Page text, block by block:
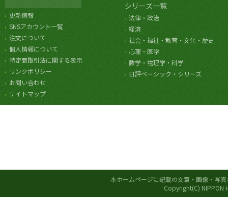
更新情報
SNSアカウント一覧
注文について
個人情報について
特定商取引法に関する表示
リンクポリシー
お問い合わせ
サイトマップ
シリーズ一覧
法律・政治
経済
社会・福祉・教育・文化・歴史
心理・医学
数学・物理学・科学
日評ベーシック・シリーズ
本ホームページに記載の文章・画像・写
Copyright(C) NIPPON